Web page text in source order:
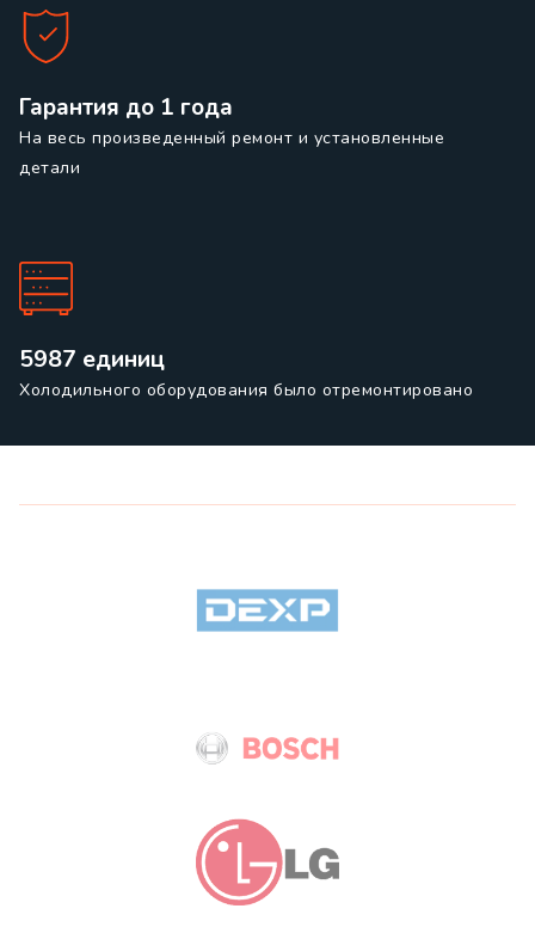
Гарантия до 1 года
На весь произведенный ремонт и установленные
детали
5987 единиц
Холодильного оборудования было отремонтировано